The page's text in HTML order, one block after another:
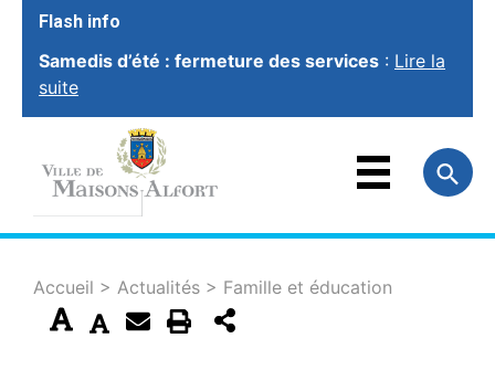
Flash info
Samedis d’été : fermeture des services : Lire la
suite
VOTRE MAIRIE
FAMILLEET ÉDUCATION
VOTRE CADREDE VIE
SOCIAL ET SOLIDARITÉ
VIE ÉCONOMIQUE ET EMPLOI
Accueil > Actualités > Famille et éducation